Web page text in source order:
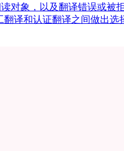
对象，以及翻译错误或被
译和认证翻译之间做出选